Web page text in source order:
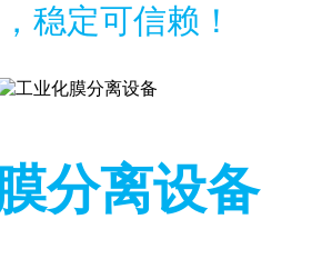
稳定可信赖！
分离设备